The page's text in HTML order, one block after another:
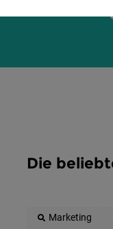
Die
Marketing